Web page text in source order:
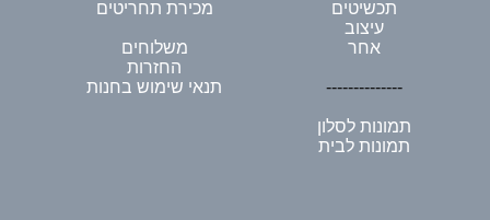
תכשיטים
עיצוב
אחר
--------------
תמונות לסלון
תמונות לבית
מכירת תחריטים
משלוחים
החזרות
תנאי שימוש בחנות